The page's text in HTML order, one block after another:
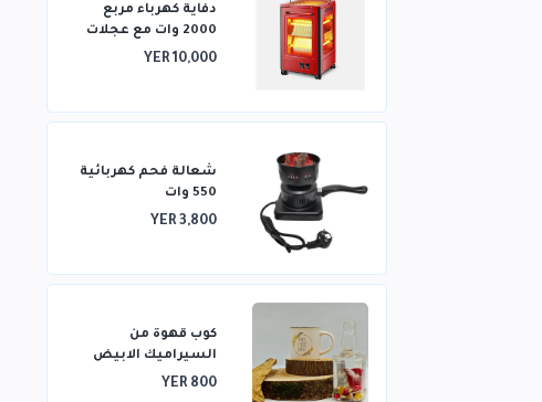
دفاية كهرباء مربع
2000 وات مع عجلات
تتميز بتدفئة من
YER 10,000
شعالة فحم كهربائية
550 وات
YER 3,800
كوب قهوة من
السيراميك الابيض
YER 800